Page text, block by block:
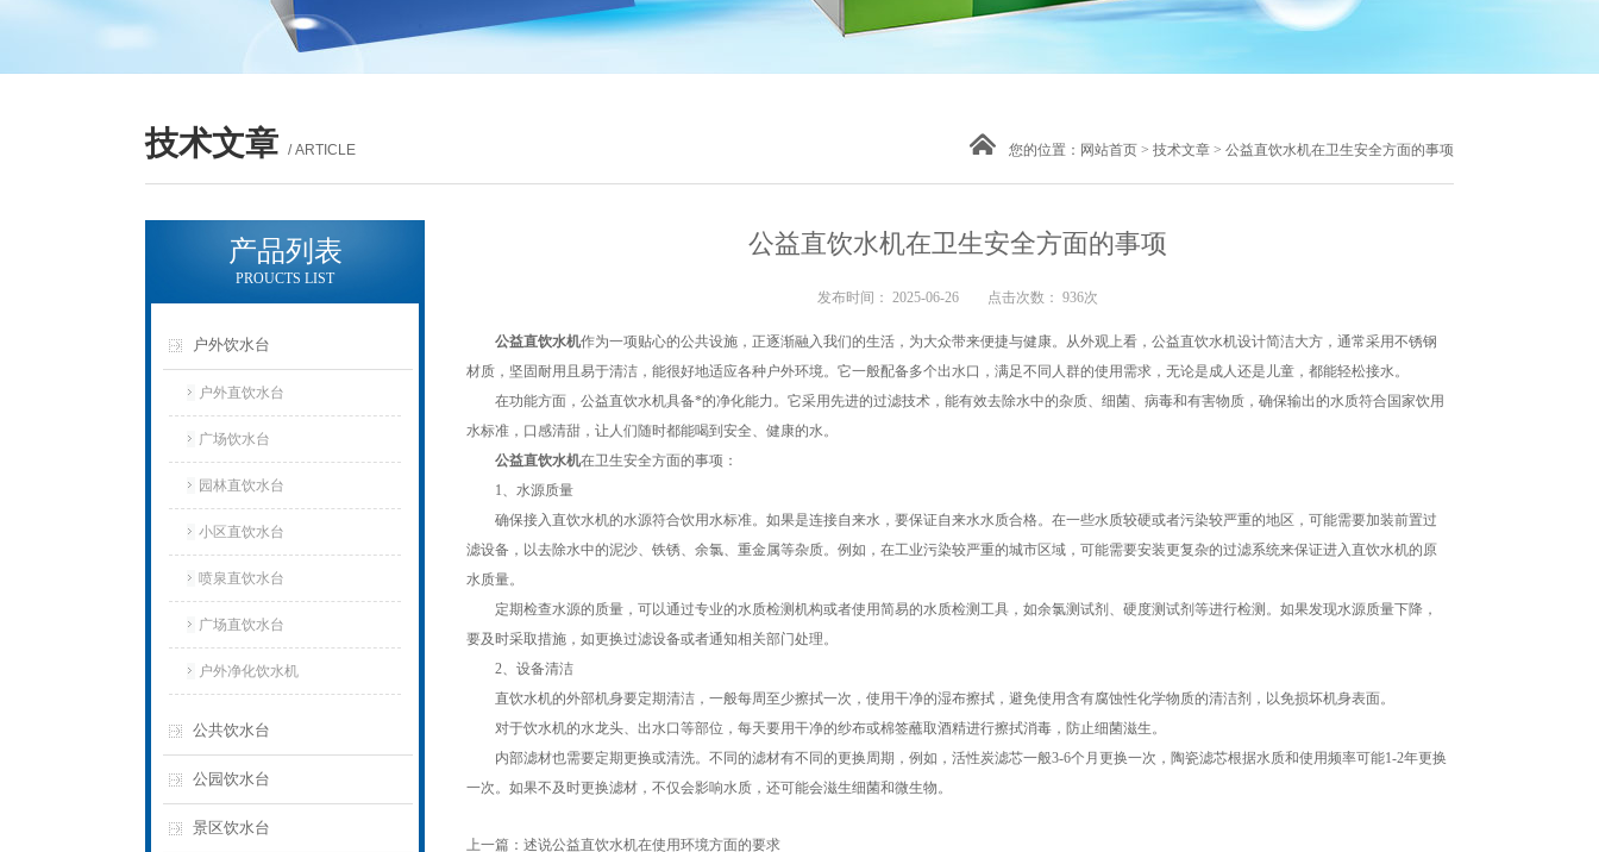
技术文章 / ARTICLE 您的位置： 网站首页 > 技术文章 > 公益直饮水机在卫生安全方面的事项
产品列表
PROUCTS LIST
户外饮水台
户外直饮水台
广场饮水台
园林直饮水台
小区直饮水台
喷泉直饮水台
广场直饮水台
户外净化饮水机
公共饮水台
公园饮水台
景区饮水台
公益直饮水机在卫生安全方面的事项
发布时间： 2025-06-26 点击次数： 936次
公益直饮水机作为一项贴心的公共设施，正逐渐融入我们的生活，为大众带来便捷与健康。从外观上看，公益直饮水机设计简洁大方，通常采用不锈钢
材质，坚固耐用且易于清洁，能很好地适应各种户外环境。它一般配备多个出水口，满足不同人群的使用需求，无论是成人还是儿童，都能轻松接水。
在功能方面，公益直饮水机具备*的净化能力。它采用先进的过滤技术，能有效去除水中的杂质、细菌、病毒和有害物质，确保输出的水质符合国家饮用
水标准，口感清甜，让人们随时都能喝到安全、健康的水。
公益直饮水机在卫生安全方面的事项：
1、水源质量
确保接入直饮水机的水源符合饮用水标准。如果是连接自来水，要保证自来水水质合格。在一些水质较硬或者污染较严重的地区，可能需要加装前置过
滤设备，以去除水中的泥沙、铁锈、余氯、重金属等杂质。例如，在工业污染较严重的城市区域，可能需要安装更复杂的过滤系统来保证进入直饮水机的原
水质量。
定期检查水源的质量，可以通过专业的水质检测机构或者使用简易的水质检测工具，如余氯测试剂、硬度测试剂等进行检测。如果发现水源质量下降，
要及时采取措施，如更换过滤设备或者通知相关部门处理。
2、设备清洁
直饮水机的外部机身要定期清洁，一般每周至少擦拭一次，使用干净的湿布擦拭，避免使用含有腐蚀性化学物质的清洁剂，以免损坏机身表面。
对于饮水机的水龙头、出水口等部位，每天要用干净的纱布或棉签蘸取酒精进行擦拭消毒，防止细菌滋生。
内部滤材也需要定期更换或清洗。不同的滤材有不同的更换周期，例如，活性炭滤芯一般3-6个月更换一次，陶瓷滤芯根据水质和使用频率可能1-2年更换
一次。如果不及时更换滤材，不仅会影响水质，还可能会滋生细菌和微生物。
上一篇： 述说公益直饮水机在使用环境方面的要求